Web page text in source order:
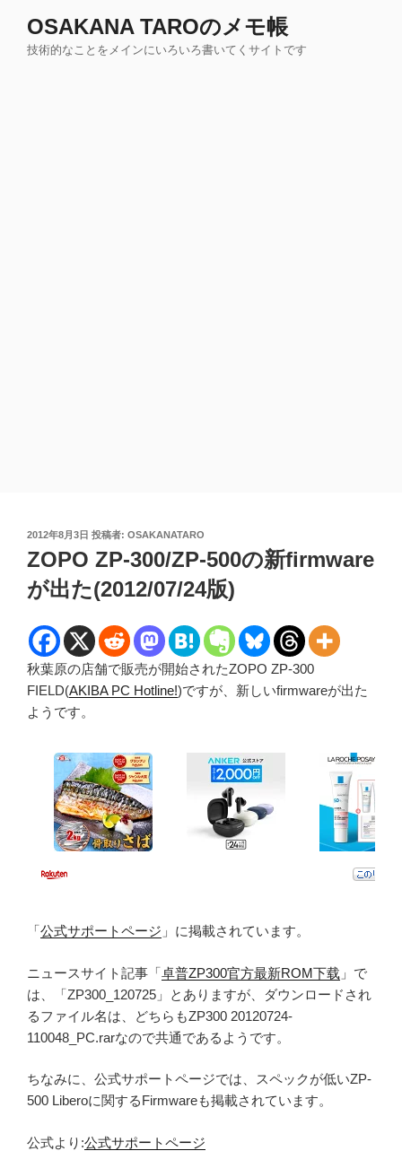
OSAKANA TAROのメモ帳
技術的なことをメインにいろいろ書いてくサイトです
投
稿
日:
2012年8月3日 投稿者: OSAKANATARO
ZOPO ZP-300/ZP-500の新firmware
が出た(2012/07/24版)
秋葉原の店舗で販売が開始されたZOPO ZP-300
FIELD(AKIBA PC Hotline!)ですが、新しいfirmwareが出た
ようです。
「公式サポートページ 」に掲載されています。
ニュースサイト記事「卓普ZP300官方最新ROM下载 」で
は、「ZP300_120725」とありますが、ダウンロードされ
るファイル名は、どちらもZP300 20120724-
110048_PC.rarなので共通であるようです。
ちなみに、公式サポートページでは、スペックが低いZP-
500 Liberoに関するFirmwareも掲載されています。
公式より:公式サポートページ